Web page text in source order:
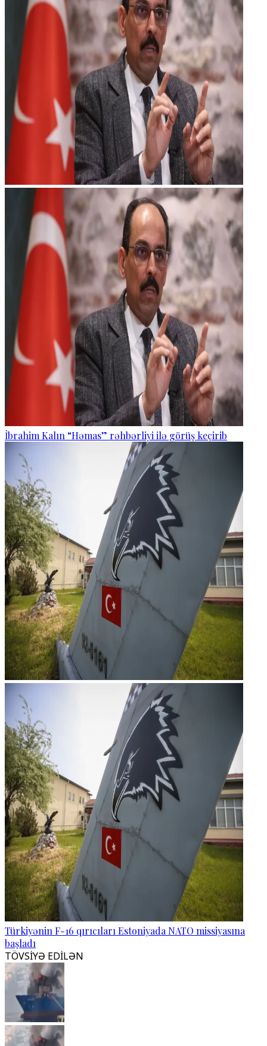
İbrahim Kalın “Həmas” rəhbərliyi ilə görüş keçirib
Türkiyənin F-16 qırıcıları Estoniyada NATO missiyasına
başladı
TÖVSİYƏ EDİLƏN